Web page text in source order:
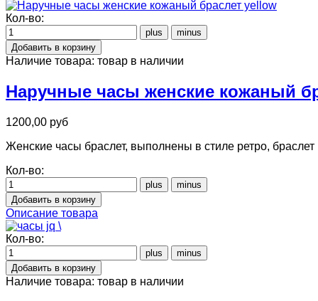
Кол-во:
Наличие товара: товар в наличии
Наручные часы женские кожаный
1200,00 руб
Женские часы браслет, выполнены в стиле ретро,
Кол-во:
Описание товара
Кол-во:
Наличие товара: товар в наличии